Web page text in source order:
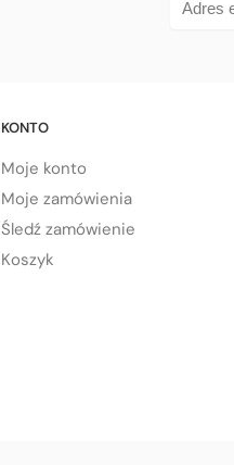
KONTO
Moje konto
Moje zamówienia
Śledź zamówienie
Koszyk